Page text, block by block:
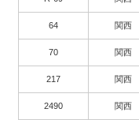
64 関西
70 関西
217 関西
2490 関西